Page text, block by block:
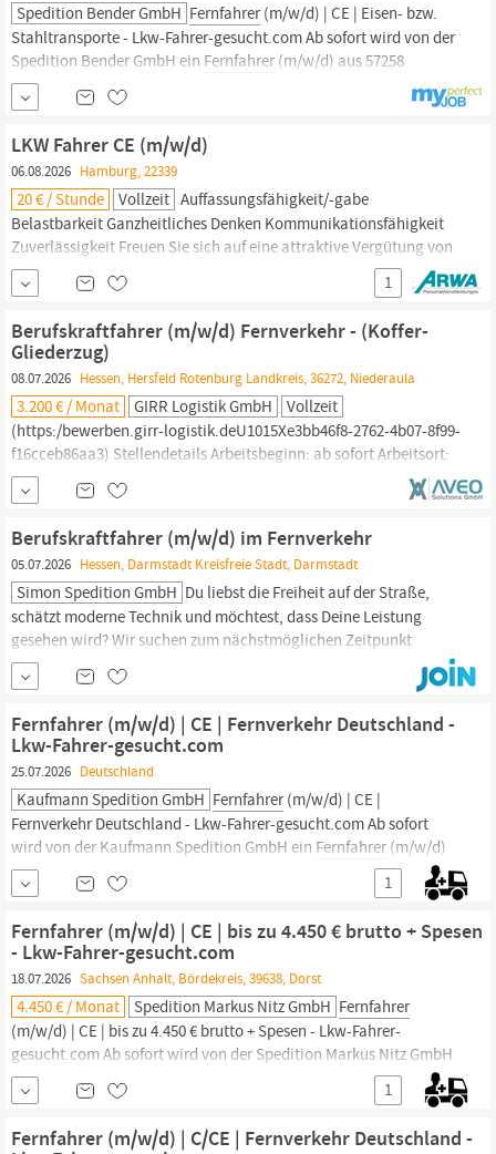
Spedition Bender GmbH Fernfahrer(m/w/d) | CE | Eisen- bzw.
Stahltransporte - Lkw-Fahrer-gesucht.com Ab sofort wird von der
Spedition Bender GmbH ein Fernfahrer (m/w/d) aus 57258
Freudenberg und Umgebung gesucht. In einer Minute bewerben --
> https:/lkw-fahrer-gesucht.commulti/ Spedition Bender GmbH
www.spedition-bender.de Ab sofort oder schnellstmöglich
gesucht:Fernfahrer(m/w/d) Das...
LKW Fahrer CE (m/w/d)
06.08.2026 Hamburg, 22339
20 € / Stunde Vollzeit Auffassungsfähigkeit/-gabe
Belastbarkeit Ganzheitliches Denken Kommunikationsfähigkeit
Zuverlässigkeit Freuen Sie sich auf eine attraktive Vergütung von
20,00 € bis 24,00 € pro Stunde! Sie haben noch Fragen zum Job?
Kontaktieren Sie uns unter 040 / 8 97 25 28 0 oder per E-Mail an
hamburg (m/w/d), Berufskraftfahrer (m/w/d), Lastkraftfahrer
(m/w/d),Fernfahrer(m/w/d), Güterkraftfahrer
1
Berufskraftfahrer (m/w/d) Fernverkehr - (Koffer-
Gliederzug)
08.07.2026 Hessen, Hersfeld Rotenburg Landkreis, 36272, Niederaula
3.200 € / Monat GIRR Logistik GmbH
Vollzeit
(https:/bewerben.girr-logistik.deU1015Xe3bb46f8-2762-4b07-8f99-
f16cceb86aa3) Stellendetails Arbeitsbeginn: ab sofort Arbeitsort:
36272 Niederaula Beruf: - Lkw-Fahrer (m/w/d) - Kraftfahrer
(m/w/d) -Fernfahrer
(m/w/d) - Fahrer im Güterverkehr (m/w/d)
Branche: Spedition Vertragsart: Vollzeit & unbefristet Verdienst:
nach Vereinbarung + Spesen...
Berufskraftfahrer (m/w/d) im Fernverkehr
05.07.2026 Hessen, Darmstadt Kreisfreie Stadt, Darmstadt
Simon Spedition GmbH Du liebst die Freiheit auf der Straße,
schätzt moderne Technik und möchtest, dass Deine Leistung
gesehen wird? Wir suchen zum nächstmöglichen Zeitpunkt
motivierte
Fernfahrer
(m/w/d), die für uns die Kilometer fressen
und unsere Waren sicher ans Ziel bringen. Aufgaben On the Road:
Du übernimmst den europaweiten Transport
Fernfahrer (m/w/d) | CE | Fernverkehr Deutschland -
Lkw-Fahrer-gesucht.com
25.07.2026 Deutschland
Kaufmann Spedition GmbH Fernfahrer(m/w/d) | CE |
Fernverkehr Deutschland - Lkw-Fahrer-gesucht.com Ab sofort
wird von der Kaufmann Spedition GmbH ein Fernfahrer (m/w/d)
aus Hannover und Umgebung gesucht. In einer Minute bewerben
--> https:/lkw-fahrer-gesucht.comalleskralle/ Kaufmann
Spedition GmbH Transportunternehmen seit 1928 Mit
1
Fernfahrer (m/w/d) | CE | bis zu 4.450 € brutto + Spesen
- Lkw-Fahrer-gesucht.com
18.07.2026 Sachsen Anhalt, Bördekreis, 39638, Dorst
4.450 € / Monat Spedition Markus Nitz GmbH Fernfahrer
(m/w/d) | CE | bis zu 4.450 € brutto + Spesen - Lkw-Fahrer-
gesucht.com Ab sofort wird von der Spedition Markus Nitz GmbH
einFernfahrer
(m/w/d) aus 46286 Dorsten und Umgebung
gesucht. Bis zu 4.450 € brutto als Springer + Spesen | bis zu 3.925 €
brutto + Spesen bei festem Fahrzeug. In einer Minute bewerben -->
1
Fernfahrer (m/w/d) | C/CE | Fernverkehr Deutschland -